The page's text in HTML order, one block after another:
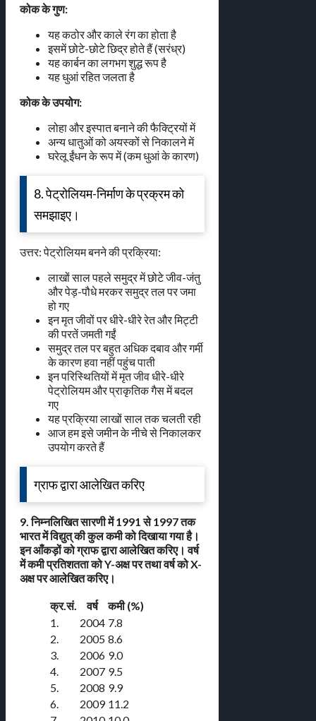
कोक के गुण:
यह कठोर और काले रंग का होता है
इसमें छोटे-छोटे छिद्र होते हैं (सरंध्र)
यह कार्बन का लगभग शुद्ध रूप है
यह धुआं रहित जलता है
कोक के उपयोग:
लोहा और इस्पात बनाने की फैक्ट्रियों में
अन्य धातुओं को अयस्कों से निकालने में
घरेलू ईंधन के रूप में (कम धुआं के कारण)
8. पेट्रोलियम-निर्माण के प्रक्रम को
समझाइए।
उत्तर: पेट्रोलियम बनने की प्रक्रिया:
लाखों साल पहले समुद्र में छोटे जीव-जंतु
और पेड़-पौधे मरकर समुद्र तल पर जमा
हो गए
इन मृत जीवों पर धीरे-धीरे रेत और मिट्टी
की परतें जमती गईं
समुद्र तल पर बहुत अधिक दबाव और गर्मी
के कारण हवा नहीं पहुंच पाती
इन परिस्थितियों में मृत जीव धीरे-धीरे
पेट्रोलियम और प्राकृतिक गैस में बदल
गए
यह प्रक्रिया लाखों साल तक चलती रही
आज हम इसे जमीन के नीचे से निकालकर
उपयोग करते हैं
ग्राफ द्वारा आलेखित करिए
9. निम्नलिखित सारणी में 1991 से 1997 तक
भारत में विद्युत् की कुल कमी को दिखाया गया है।
इन आँकड़ों को ग्राफ द्वारा आलेखित करिए। वर्ष
में कमी प्रतिशतता को Y-अक्ष पर तथा वर्ष को X-
अक्ष पर आलेखित करिए।
क्र.सं. वर्ष
कमी (%)
1.
2004 7.8
2.
2005 8.6
3.
2006 9.0
4.
2007 9.5
5.
2008 9.9
6.
2009 11.2